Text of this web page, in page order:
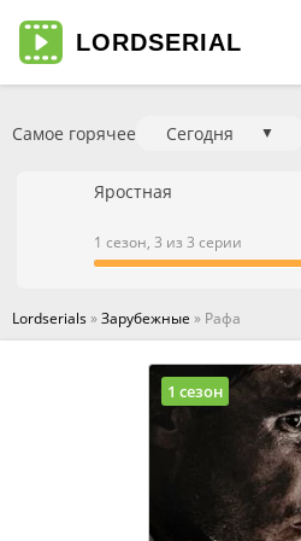
LORDSERIAL
Самое горячее Сегодня ▼
Яростная
1 сезон, 3 из 3 серии
Lordserials»Зарубежные » Рафа
1 сезон